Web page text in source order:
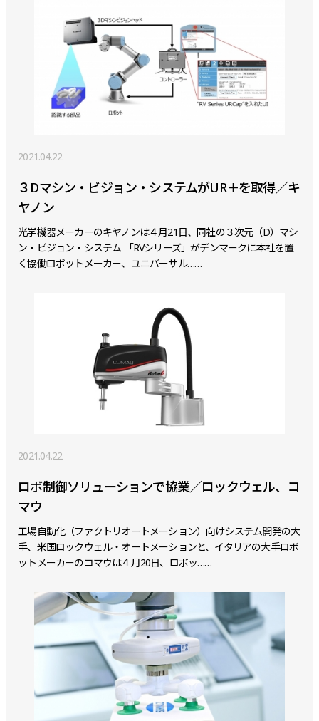
2021.04.22
３Dマシン・ビジョン・システムがUR＋を取得／キ
ヤノン
光学機器メーカーのキヤノンは４月21日、同社の３次元（D）マシ
ン・ビジョン・システム 「RVシリーズ」がデンマークに本社を置
く協働ロボットメーカー、ユニバーサル……
2021.04.22
ロボ制御ソリューションで協業／ロックウェル、コ
マウ
工場自動化（ファクトリオートメーション）向けシステム開発の大
手、米国ロックウェル・オートメーションと、イタリアの大手ロボ
ットメーカーのコマウは４月20日、ロボッ……